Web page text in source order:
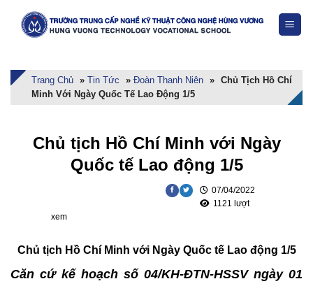
Trang Chủ » Tin Tức » Đoàn Thanh Niên » Chủ Tịch Hồ Chí
Minh Với Ngày Quốc Tế Lao Động 1/5
Chủ tịch Hồ Chí Minh với Ngày
Quốc tế Lao động 1/5
07/04/2022
1121 lượt
xem
Chủ tịch Hồ Chí Minh với Ngày Quốc tế Lao động 1/5
Căn cứ kế hoạch số 04/KH-ĐTN-HSSV ngày 01